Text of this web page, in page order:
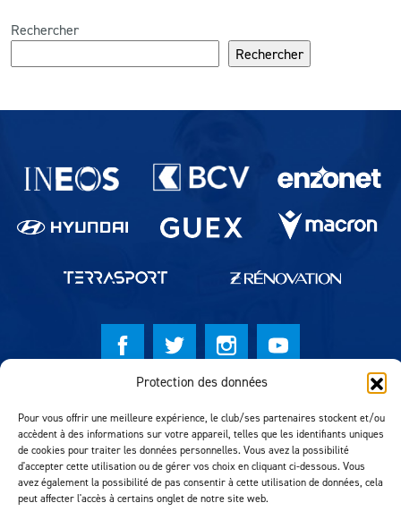
Protection des données
Pour vous offrir une meilleure expérience, le club/ses partenaires stockent et/ou
accèdent à des informations sur votre appareil, telles que les identifiants uniques
de cookies pour traiter les données personnelles. Vous avez la possibilité
d'accepter cette utilisation ou de gérer vos choix en cliquant ci-dessous. Vous
avez également la possibilité de pas consentir à cette utilisation de données, cela
peut affecter l'accès à certains onglet de notre site web.
Rechercher
Rechercher
Partenaires du lausanne-Sport
Réalisation MTM Agency